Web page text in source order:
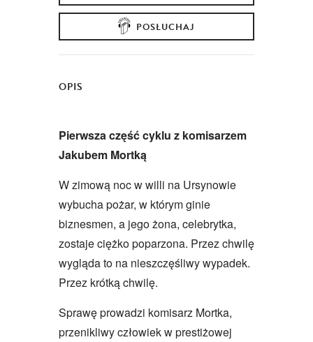
POSŁUCHAJ
OPIS
Pierwsza część cyklu z komisarzem
Jakubem Mortką
W zimową noc w willi na Ursynowie
wybucha pożar, w którym ginie
biznesmen, a jego żona, celebrytka,
zostaje ciężko poparzona. Przez chwilę
wygląda to na nieszczęśliwy wypadek.
Przez krótką chwilę.
Sprawę prowadzi komisarz Mortka,
przenikliwy człowiek w prestiżowej